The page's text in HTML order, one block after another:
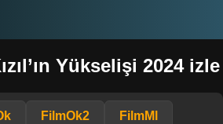
Yükselişi 2024 izle
FilmOk2 FilmMl